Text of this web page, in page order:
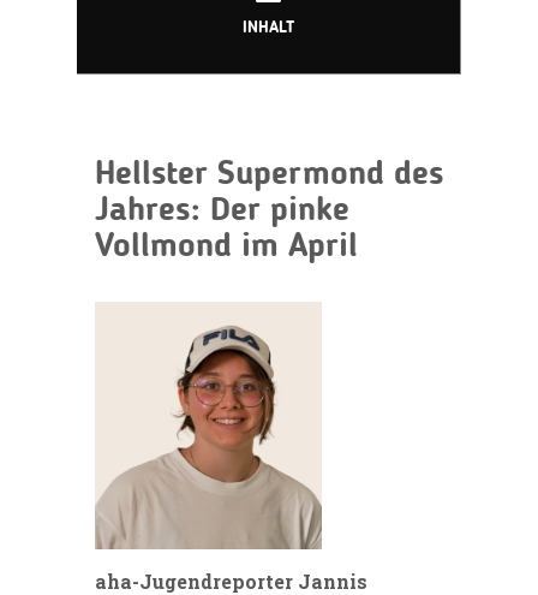
INHALT
Hellster Supermond des
Jahres: Der pinke
Vollmond im April
aha-Jugendreporter Jannis